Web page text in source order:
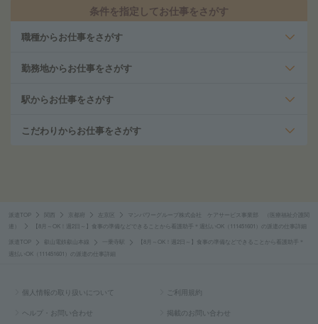
条件を指定してお仕事をさがす
職種からお仕事をさがす
勤務地からお仕事をさがす
駅からお仕事をさがす
こだわりからお仕事をさがす
派遣TOP 関西 京都府 左京区
マンパワーグループ株式会社 ケアサービス事業部 （医療福祉介護関
連）
【8月～OK！週2日～】食事の準備などできることから看護助手＊週払いOK（111451601）の派遣の仕事詳細
派遣TOP 叡山電鉄叡山本線 一乗寺駅
【8月～OK！週2日～】食事の準備などできることから看護助手＊
週払いOK（111451601）の派遣の仕事詳細
個人情報の取り扱いについて ご利用規約
ヘルプ・お問い合わせ 掲載のお問い合わせ